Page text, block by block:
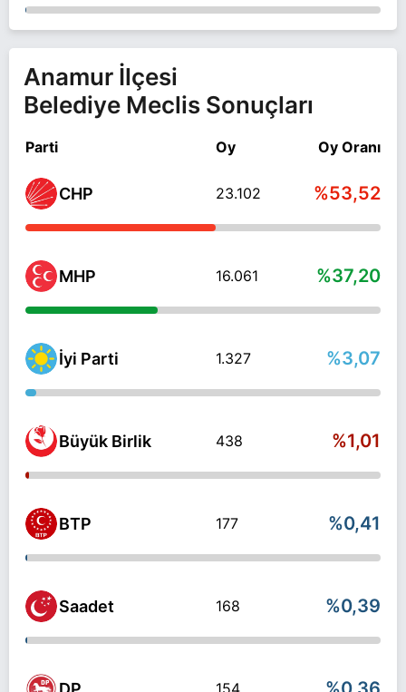
Anamur İlçesi
Belediye Meclis Sonuçları
Parti Oy Oy Oranı
CHP 23.102 %53,52
MHP 16.061 %37,20
İyi Parti 1.327 %3,07
Büyük Birlik 438 %1,01
BTP 177 %0,41
Saadet 168 %0,39
154